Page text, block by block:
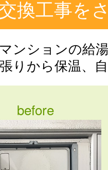
換工事を
ンションの給
りから保温、
before